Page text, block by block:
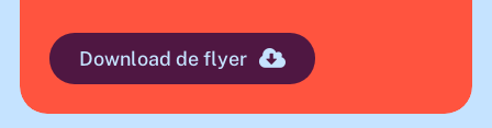
Download de flyer